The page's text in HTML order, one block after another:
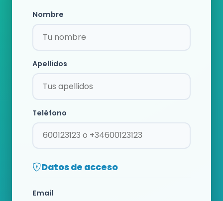
Nombre
Apellidos
Teléfono
Datos de acceso
Email